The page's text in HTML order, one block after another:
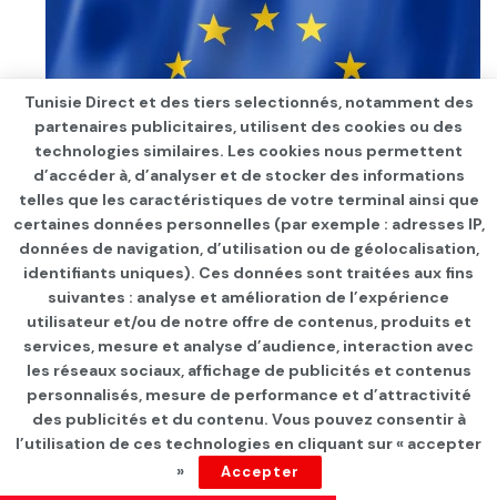
UE TAXATION – Sous la pression des Etats-Unis,
l’Union européenne annonce le gel de son projet de
taxe Gafa. « La réussite de ce processus nécessitera
une dernière impulsion de la part de toutes les
parties, et la Commission s’est engagée à se
concentrer sur cet effort. C’est pourquoi nous avons
décidé de mettre en pause notre travail sur une
proposition de taxe numérique », a déclaré ce lundi 12
Tunisie Direct et des tiers selectionnés, notamment des
partenaires publicitaires, utilisent des cookies ou des
technologies similaires. Les cookies nous permettent
d’accéder à, d’analyser et de stocker des informations
telles que les caractéristiques de votre terminal ainsi que
certaines données personnelles (par exemple : adresses IP,
données de navigation, d’utilisation ou de géolocalisation,
identifiants uniques). Ces données sont traitées aux fins
suivantes : analyse et amélioration de l’expérience
utilisateur et/ou de notre offre de contenus, produits et
services, mesure et analyse d’audience, interaction avec
les réseaux sociaux, affichage de publicités et contenus
personnalisés, mesure de performance et d’attractivité
des publicités et du contenu. Vous pouvez consentir à
l’utilisation de ces technologies en cliquant sur « accepter
»
Accepter